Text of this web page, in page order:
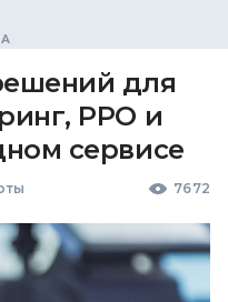
для
РРО и
сервисе
7672